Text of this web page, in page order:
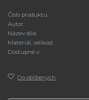
Číslo produktu:
Autor:
Název díla:
Materiál, velikost:
Dostupné v:
Do oblíbených